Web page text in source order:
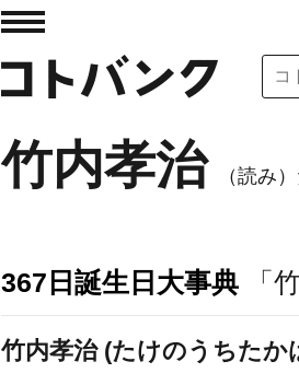
竹内孝治 （読み
367日誕生日大事典 「
竹内孝治 (たけのうちたか